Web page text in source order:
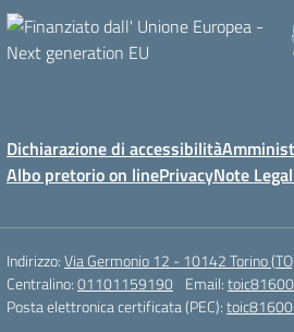
Dichiarazione di accessibilità
Albo pretorio on linePrivacyNote
Indirizzo:Via Germonio 12 - 10142 Torino
Centralino:01101159190 Email:
Posta elettronica certificata (PEC):